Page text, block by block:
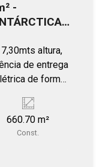
-
altura,
de entrega
de forma
de
oferece
Portas em
660.70 m²
Const.